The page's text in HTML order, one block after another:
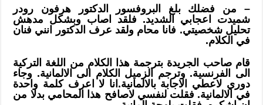
– من فضلك بلغ البروفسور الدكتور هرفون رودر
شميدت اعجابي الشديد. فلقد اصاب وبشكل مدهش
تحليل شخصيتي. فانا محام ولقد عرف الدكتور انني فنان
في الكلام.
قام صاحب الجريدة بترجمة هذا الكلام من اللغة التركية
الى الفرنسية. وترجم الزميل الكلام الى الالمانية. وجاء
دوري لاعطي الاجابة بالالمانية.انا لا اعرف كلمة واحدة
في الالمانية. فقلت لنفسي لاصافح هذا المحامي بدلا من